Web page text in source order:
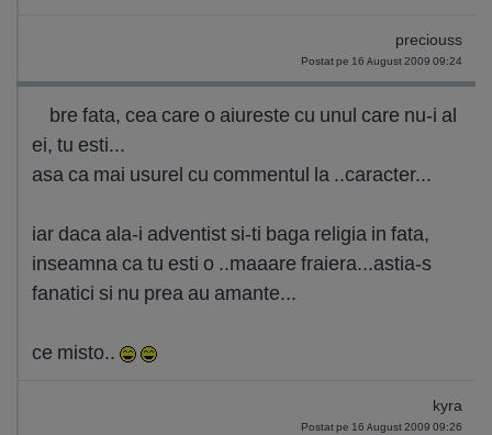
preciouss
Postat pe 16 August 2009 09:24
bre fata, cea care o aiureste cu unul care nu-i al
ei, tu esti...
asa ca mai usurel cu commentul la ..caracter...
iar daca ala-i adventist si-ti baga religia in fata,
inseamna ca tu esti o ..maaare fraiera...astia-s
fanatici si nu prea au amante...
ce misto..
kyra
Postat pe 16 August 2009 09:26